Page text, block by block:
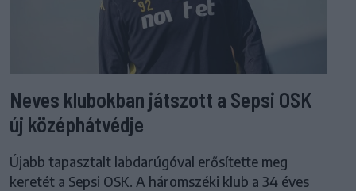
Neves klubokban játszott a Sepsi OSK
új középhátvédje
Újabb tapasztalt labdarúgóval erősítette meg
keretét a Sepsi OSK. A háromszéki klub a 34 éves